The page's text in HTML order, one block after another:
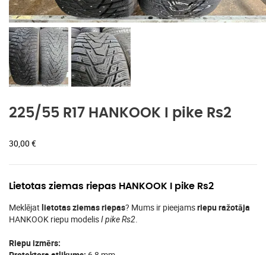
225/55 R17 HANKOOK I pike Rs2
30,00 €
Lietotas ziemas riepas HANKOOK I pike Rs2
Meklējat lietotas ziemas riepas? Mums ir pieejamsriepu ražotāja
HANKOOK riepu modelisI pike Rs2.
Riepu izmērs: